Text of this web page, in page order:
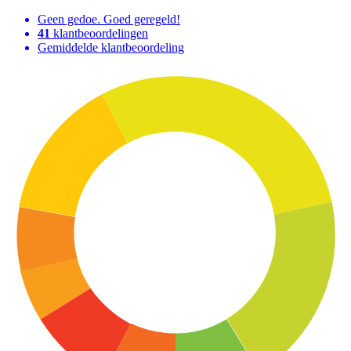
Geen gedoe. Goed geregeld!
41 klantbeoordelingen
Gemiddelde klantbeoordeling